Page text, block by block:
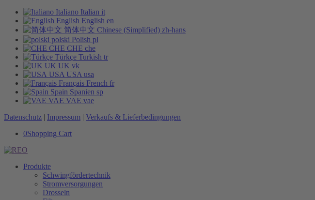
Italiano Italian it
English English en
简体中文 Chinese (Simplified) zh-hans
polski Polish pl
CHE CHE che
Türkçe Turkish tr
UK UK vk
USA USA usa
Français French fr
Spain Spanien sp
VAE VAE vae
Datenschutz | Impressum | Verkaufs & Lieferbedingungen
0Shopping Cart
Produkte
Schwingfördertechnik
Stromversorgungen
Drosseln